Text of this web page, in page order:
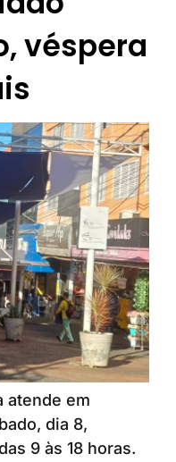
véspera
atende em
dia 8,
9 às 18 horas.